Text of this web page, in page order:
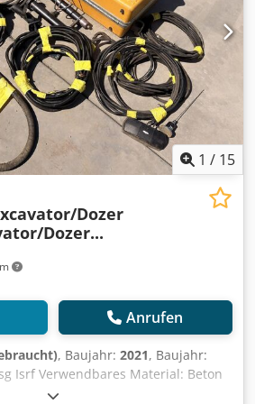
6x TS-i3 Neigungssensoren
Schwenklöffel/Tiltrotator).
– GPS, GLONASS, Galileo,
Funkmodem & SL100
Kompletter Kabelsatz,
Direkt vom
erworben.
1 / 15
Dozer
Dozer...
Anrufen
, Baujahr: 2021, Baujahr:
Isrf Verwendbares Material: Beton
sehr gut Optischer Zustand: sehr gut